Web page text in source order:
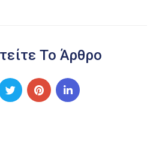
Το Άρθρο